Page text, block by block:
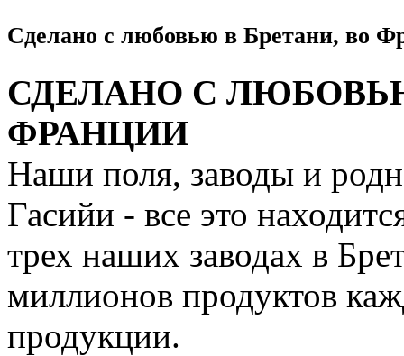
Сделано с любовью в Бретани, во
СДЕЛАНО С
ФРАНЦИИ
Наши поля, заводы и
Гасийи - все это
трех наших заводах в
миллионов продуктов
продукции.